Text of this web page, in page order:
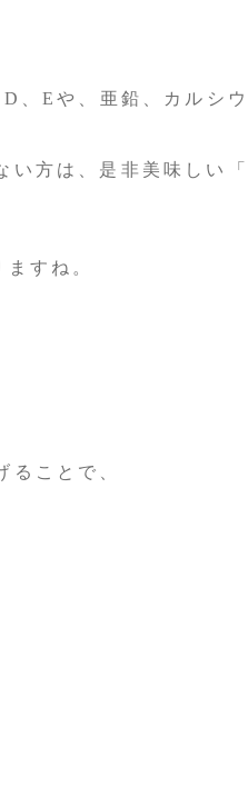
、Eや、亜鉛、カルシ
方は、是非美味しい
すね。
ることで、